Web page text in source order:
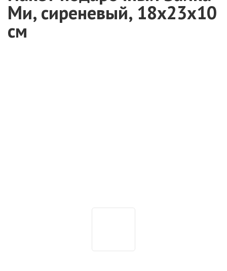
Ми, сиреневый, 18х23х10
см